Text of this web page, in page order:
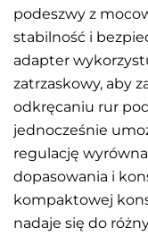
podeszwy z
stabilność i
adapter
zatrzaskowy, aby
odkręcaniu rur
jednocześnie
regulację
dopasowania i
kompaktowej
nadaje się do